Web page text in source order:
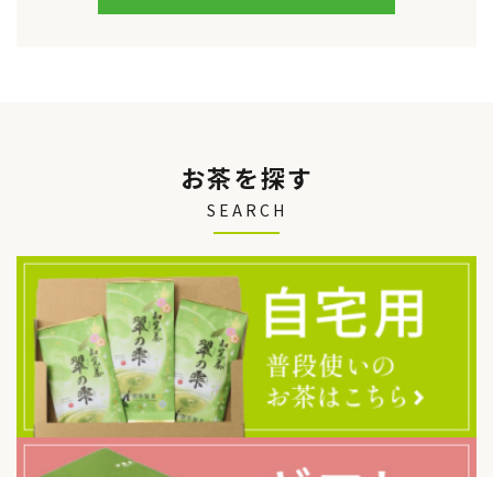
検索する
お茶を探す
SEARCH